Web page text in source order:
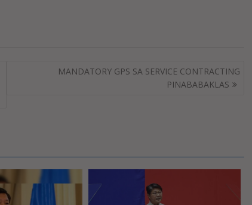
MANDATORY GPS SA SERVICE CONTRACTING
PINABABAKLAS